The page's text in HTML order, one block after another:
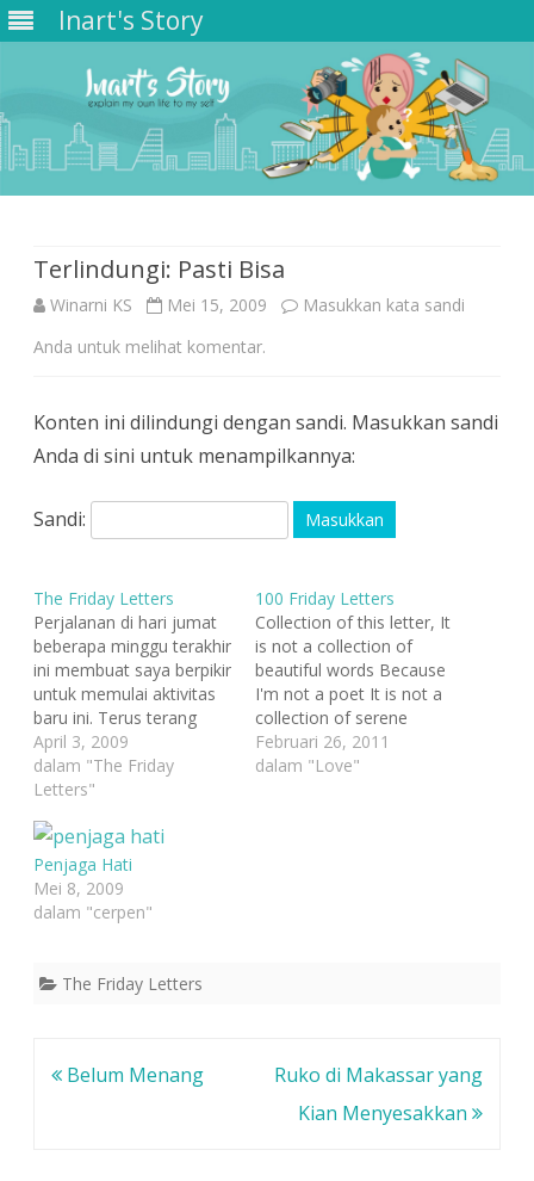
Inart's Story
Terlindungi: Pasti Bisa
Winarni KS Mei 15, 2009
Masukkan kata sandi
Anda untuk melihat komentar.
Konten ini dilindungi dengan sandi. Masukkan sandi
Anda di sini untuk menampilkannya:
Sandi:
The Friday Letters
Perjalanan di hari jumat
beberapa minggu terakhir
ini membuat saya berpikir
untuk memulai aktivitas
baru ini. Terus terang
inspirasinya dapat dari
novelnya Jason F.Wright,
The Wednesday Letters.
novel ini, dengan
keajaiban-keajaiban
ribuan surat di hari
rabunya, sempat
menulis surat tersebut.
April 3, 2009
dalam "The Friday
Letters"
100 Friday Letters
Collection of this letter, It
is not a collection of
beautiful words Because
I'm not a poet It is not a
collection of serene
poetry or lyrics Because
I'm not a versifier It is not
Februari 26, 2011
dalam "Love"
Penjaga Hati
Mei 8, 2009
dalam "cerpen"
The Friday Letters
Navigasi
Belum Menang
Ruko di Makassar yang
Kian Menyesakkan